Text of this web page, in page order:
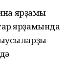
ярҙамы
ярҙамында